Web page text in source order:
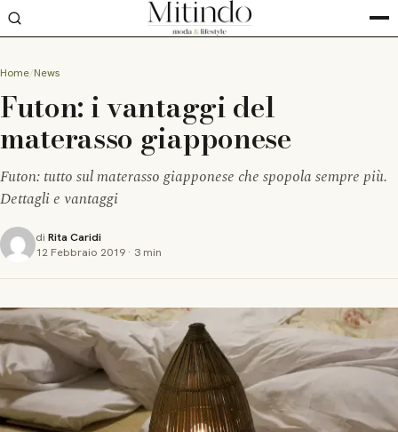
Home News
Futon: i vantaggi del
materasso giapponese
Futon: tutto sul materasso giapponese che spopola sempre più.
Dettagli e vantaggi
di Rita Caridi
12 Febbraio 2019 · 3 min